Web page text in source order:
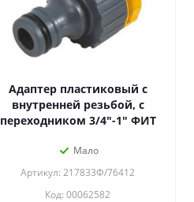
Адаптер пластиковый с
внутренней резьбой, с
переходником 3/4"-1" ФИТ
Мало
Артикул: 217833Ф/76412
Код: 00062582